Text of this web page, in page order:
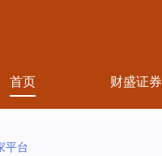
首页 财盛证券
平台